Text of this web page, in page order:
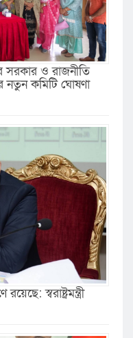
সরকার ও রাজনীতি
নতুন কমিটি ঘোষণা
স্বরাষ্ট্রমন্ত্রী